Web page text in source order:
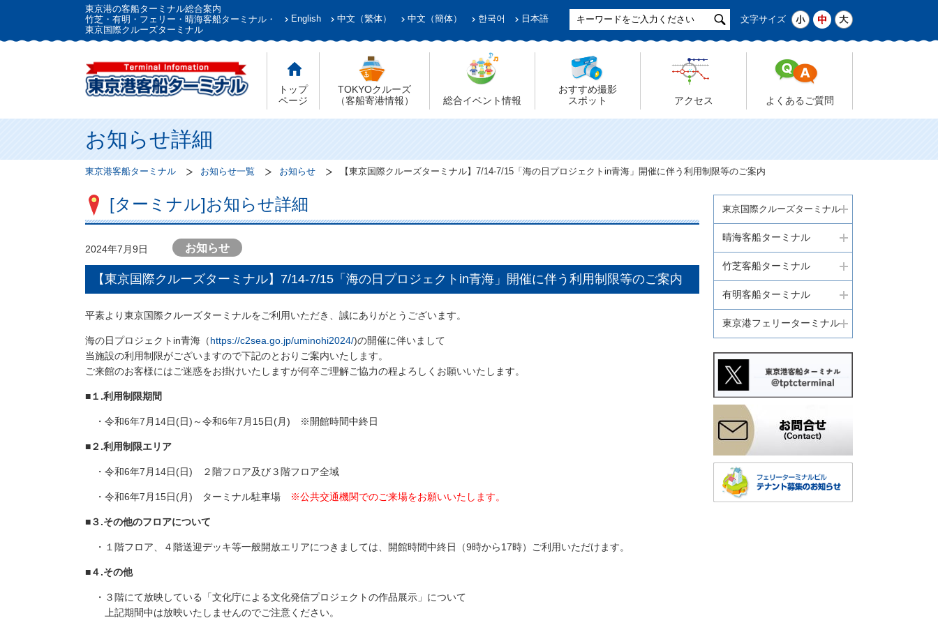
東京港の客船ターミナル総合案内
竹芝・有明・フェリー・晴海客船ターミナル・
東京国際クルーズターミナル
English 中文（繁体） 中文（簡体） 한국어 日本語
ト
文字サイズ
トップ
ページ
TOKYOクルーズ
（客船寄港情報）
総合イベント情報
おすすめ撮影
スポット
アクセス よくあるご質問
お知らせ詳細
東京港客船ターミナル お知らせ一覧 お知らせ 【東京国際クルーズターミナル】7/14-7/15「海の日プロジェクトin青海」開催に伴う利用制限等のご案内
[ターミナル]お知らせ詳細
2024年7月9日 お知らせ
【東京国際クルーズターミナル】7/14-7/15「海の日プロジェクトin青海」開催に伴う利用制限等のご案内
平素より東京国際クルーズターミナルをご利用いただき、誠にありがとうございます。
海の日プロジェクトin青海（https://c2sea.go.jp/uminohi2024/)の開催に伴いまして
当施設の利用制限がございますので下記のとおりご案内いたします。
ご来館のお客様にはご迷惑をお掛けいたしますが何卒ご理解ご協力の程よろしくお願いいたします。
■１.利用制限期間
・令和6年7月14日(日)～令和6年7月15日(月) ※開館時間中終日
■２.利用制限エリア
・令和6年7月14日(日) ２階フロア及び３階フロア全域
・令和6年7月15日(月) ターミナル駐車場 ※公共交通機関でのご来場をお願いいたします。
■３.その他のフロアについて
・１階フロア、４階送迎デッキ等一般開放エリアにつきましては、開館時間中終日（9時から17時）ご利用いただけます。
■４.その他
・３階にて放映している「文化庁による文化発信プロジェクトの作品展示」について
上記期間中は放映いたしませんのでご注意ください。
東京国際クルーズターミナル
晴海客船ターミナル
竹芝客船ターミナル
有明客船ターミナル
東京港フェリーターミナル